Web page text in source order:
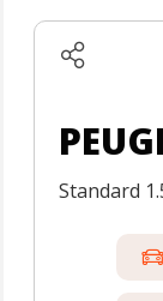
Standard